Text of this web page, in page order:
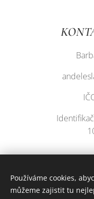
Používáme cookies,
můžeme zajistit tu